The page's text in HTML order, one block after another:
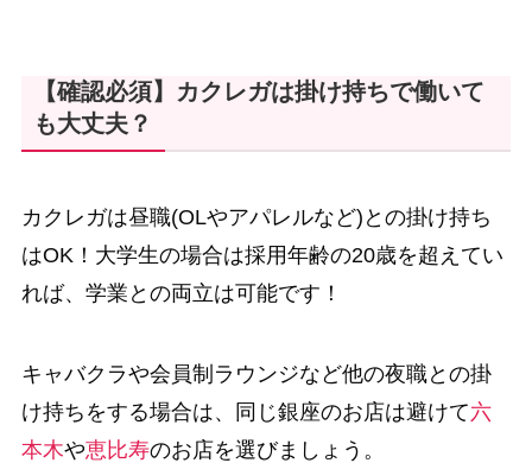
【確認必須】カクレガは掛け持ちで働いて
も大丈夫？
カクレガは昼職(OLやアパレルなど)との掛け持ち
はOK！大学生の場合は採用年齢の20歳を超えてい
れば、学業との両立は可能です！
キャバクラや会員制ラウンジなど他の夜職との掛
け持ちをする場合は、同じ銀座のお店は避けて六
本木や恵比寿のお店を選びましょう。